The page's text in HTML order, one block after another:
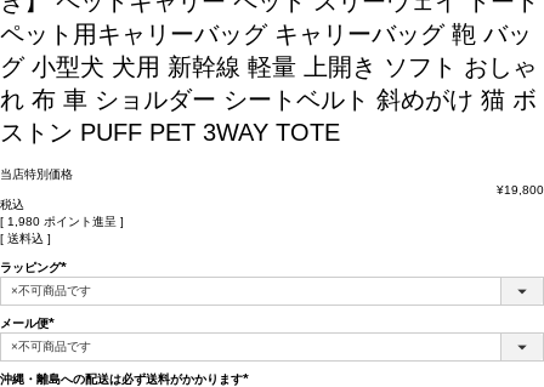
ペット用キャリーバッグ キャリーバッグ 鞄 バッ
グ 小型犬 犬用 新幹線 軽量 上開き ソフト おしゃ
れ 布 車 ショルダー シートベルト 斜めがけ 猫 ボ
ストン PUFF PET 3WAY TOTE
当店特別価格
¥19,800
税込
[ 1,980 ポイント進呈 ]
送料込
ラッピング
(必
メール便
(必
須)
沖縄・離島への配送は必ず送料がかかります